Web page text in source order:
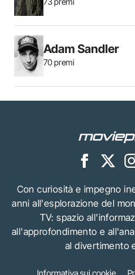
Adam Sandler
70 premi
Con curiosità e impegno
anni all'esplorazione del
TV: spazio
all'approfondimento e
al divertimento
Informativa sui cookie